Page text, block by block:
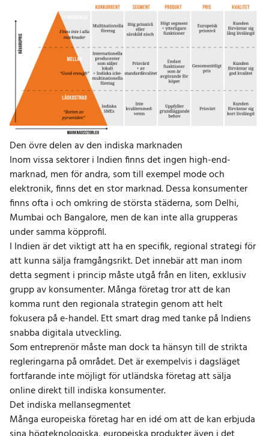
Den övre delen av den indiska marknaden
Inom vissa sektorer i Indien finns det ingen high-end-
marknad, men för andra, som till exempel mode och
elektronik, finns det en stor marknad. Dessa konsumenter
finns ofta i och omkring de största städerna, som Delhi,
Mumbai och Bangalore, men de kan inte alla grupperas
under samma köpprofil.
I Indien är det viktigt att ha en specifik, regional strategiför
att kunna sälja framgångsrikt. Det innebär att man inom
detta segment i princip måste utgå från en liten, exklusiv
grupp av konsumenter. Många företag tror att de kan
komma runt den regionala strategin genom att helt
fokusera på e-handel. Ett smart drag med tanke på Indiens
snabba digitala utveckling.
Som entreprenör måste man dock ta hänsyn till de strikta
regleringarna på området. Det är exempelvis i dagsläget
fortfarande inte möjligt för utländska företag att sälja
online direkt till indiska konsumenter.
Det indiska mellansegmentet
Många europeiska företag har en idé om att de kan erbjuda